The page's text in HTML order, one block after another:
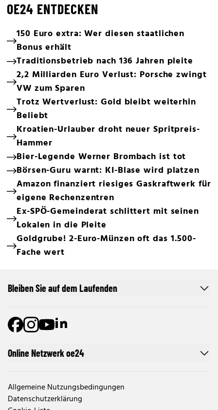
OE24 ENTDECKEN
150 Euro extra: Wer diesen staatlichen
Bonus erhält
Traditionsbetrieb nach 136 Jahren pleite
2,2 Milliarden Euro Verlust: Porsche zwingt
VW zum Sparen
Trotz Wertverlust: Gold bleibt weiterhin
Beliebt
Kroatien-Urlauber droht neuer Spritpreis-
Hammer
Bier-Legende Werner Brombach ist tot
Börsen-Guru warnt: KI-Blase wird platzen
Amazon finanziert riesiges Gaskraftwerk für
eigene Rechenzentren
Ex-SPÖ-Gemeinderat schlittert mit seinen
Lokalen in die Pleite
Goldgrube! 2-Euro-Münzen oft das 1.500-
Fache wert
Online Netzwerk oe24
Allgemeine Nutzungsbedingungen
Datenschutzerklärung
Bleiben Sie auf dem Laufenden